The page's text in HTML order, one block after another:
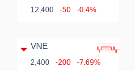
12,400 -50 -0.4%
VNE
2,400 -200 -7.69%